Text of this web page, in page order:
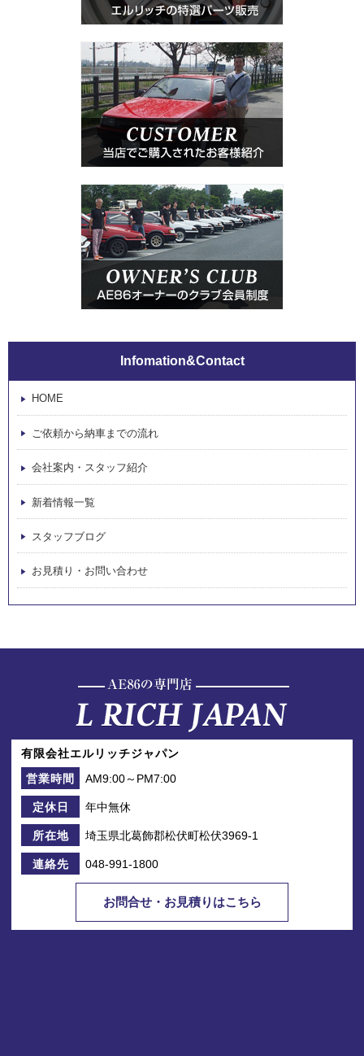
Infomation&Contact
HOME
ご依頼から納車までの流れ
会社案内・スタッフ紹介
新着情報一覧
スタッフブログ
お見積り・お問い合わせ
有限会社エルリッチジャパン
営業時間
AM9:00～PM7:00
定休日 年中無休
所在地 埼玉県北葛飾郡松伏町松伏3969-1
連絡先 048-991-1800
お問合せ・お見積りはこちら